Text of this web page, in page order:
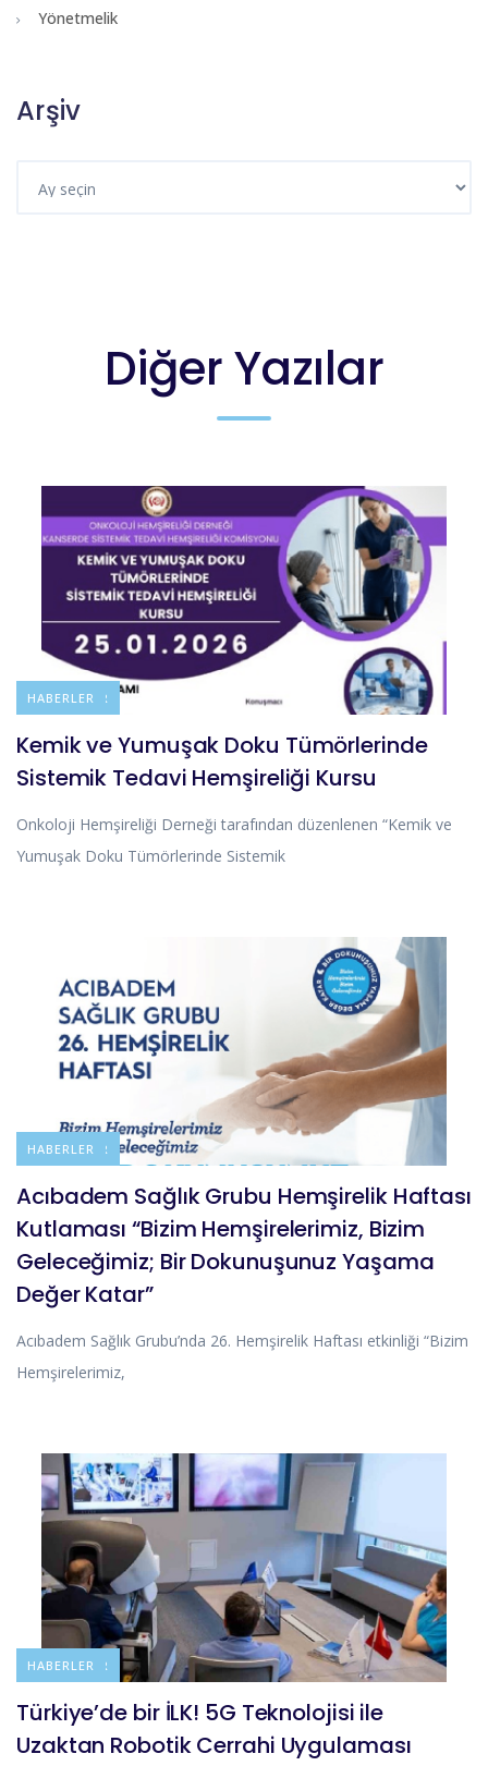
Yönetmelik
Arşiv
Diğer Yazılar
DUYURULAR
HABERLER
Kemik ve Yumuşak Doku Tümörlerinde
Sistemik Tedavi Hemşireliği Kursu
Onkoloji Hemşireliği Derneği tarafından düzenlenen “Kemik ve
Yumuşak Doku Tümörlerinde Sistemik
DUYURULAR
HABERLER
Acıbadem Sağlık Grubu Hemşirelik Haftası
Kutlaması “Bizim Hemşirelerimiz, Bizim
Geleceğimiz; Bir Dokunuşunuz Yaşama
Değer Katar”
Acıbadem Sağlık Grubu’nda 26. Hemşirelik Haftası etkinliği “Bizim
Hemşirelerimiz,
DUYURULAR
HABERLER
Türkiye’de bir İLK! 5G Teknolojisi ile
Uzaktan Robotik Cerrahi Uygulaması